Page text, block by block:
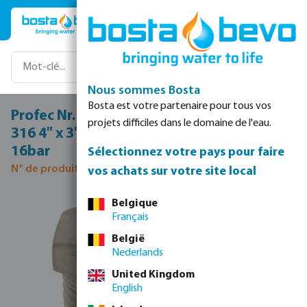
Passer au contenu principal
Profec Nr. 241 Réduction acier inoxydable
316 4" x 3" filetage mâle x filetage femelle
16bar
N° de produit 0080370
Ignorer la galerie d'images
Nous sommes Bosta
Bosta est votre partenaire pour tous vos
projets difficiles dans le domaine de l'eau.
Sélectionnez votre pays pour faire
vos achats sur votre site local
Belgique
Français
België
Nederlands
United Kingdom
English